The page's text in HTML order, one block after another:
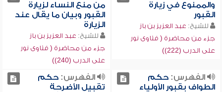
والممنوع في زيارة
القبور
للشيخ: عبد العزيز بن باز
جزء من محاضرة ( فتاوى نور
على الدرب (222))
من منع النساء لزيارة
القبور وبيان ما يقال عند
الزيارة
للشيخ: عبد العزيز بن باز
جزء من محاضرة ( فتاوى نور
على الدرب (240))
الفهرس:حكم
الطواف بقبور الأولياء
الفهرس:حكم
تقبيل الأضرحة